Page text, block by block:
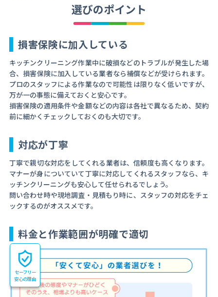
選びのポイント
損害保険に加入している
キッチンクリーニング作業中に破損などのトラブルが発生した場
合、損害保険に加入している業者なら補償などが受けられます。
プロのスタッフによる作業なので可能性は限りなく低いですが、
万が一の事態に備えておくと安心です。
損害保険の適用条件や金額などの内容は各社で異なるため、契約
前に細かくチェックしておくのも大切です。
対応が丁寧
丁寧で親切な対応をしてくれる業者は、信頼度も高くなります。
マナーが身についていて丁寧に対応してくれるスタッフなら、キ
ッチンクリーニングも安心して任せられるでしょう。
問い合わせ時や現地調査・見積もり時に、スタッフの対応をチェ
ックするのがオススメです。
料金と作業範囲が明確で適切
セーフリー
安心の理由